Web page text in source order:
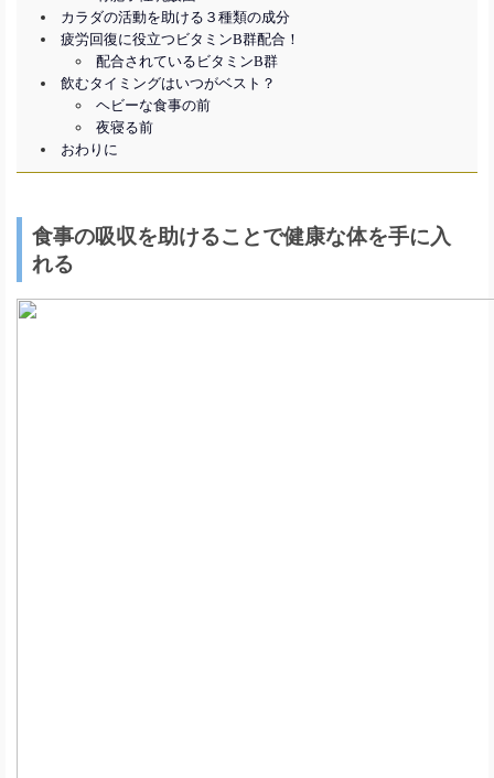
カラダの活動を助ける３種類の成分
疲労回復に役立つビタミンB群配合！
配合されているビタミンB群
飲むタイミングはいつがベスト？
ヘビーな食事の前
夜寝る前
おわりに
食事の吸収を助けることで健康な体を手に入
れる